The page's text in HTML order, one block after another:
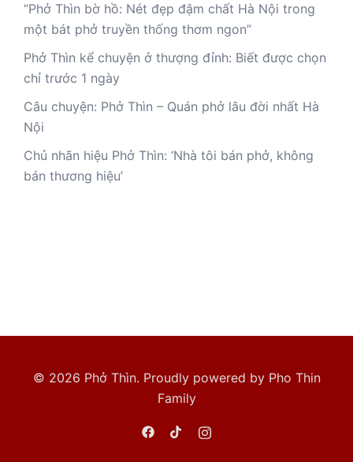
“Phở Thìn bờ hồ: Nét đẹp đậm chất Hà Nội trong
một bát phở truyền thống thơm ngon”
Phở Thìn kể chuyện ở thượng đỉnh: Biết được chọn
chỉ trước 1 ngày
Câu chuyện: Phở Thìn – Quán phở lâu đời nhất Hà
Nội
Chủ nhãn hiệu Phở Thìn: ‘Nhà tôi bán phở, không
bán thương hiệu’
© 2026 Phở Thìn. Proudly powered by Pho Thin
Family